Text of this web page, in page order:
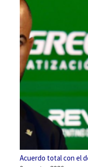
Acuerdo total con el